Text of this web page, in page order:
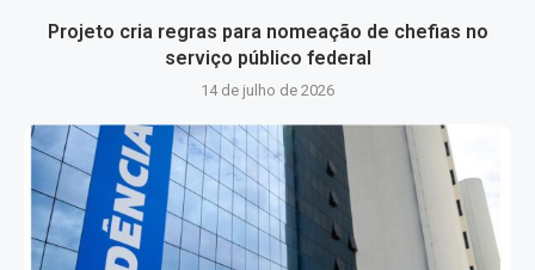
Projeto cria regras para nomeação de chefias no
serviço público federal
14 de julho de 2026